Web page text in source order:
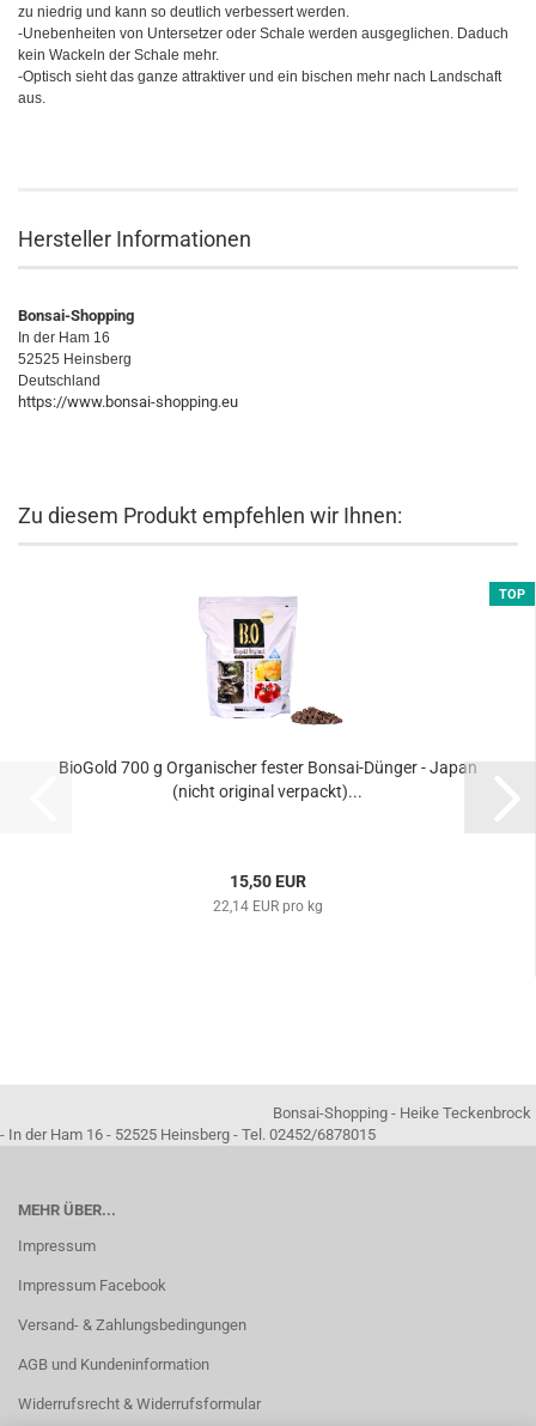
zu niedrig und kann so deutlich verbessert werden.
-Unebenheiten von Untersetzer oder Schale werden ausgeglichen. Daduch
kein Wackeln der Schale mehr.
-Optisch sieht das ganze attraktiver und ein bischen mehr nach Landschaft
aus.
Hersteller Informationen
Bonsai-Shopping
In der Ham 16
52525 Heinsberg
Deutschland
https://www.bonsai-shopping.eu
Zu diesem Produkt empfehlen wir Ihnen:
TOP
BioGold 700 g Organischer fester Bonsai-Dünger - Japan
(nicht original verpackt)...
15,50 EUR
22,14 EUR pro kg
Bonsai-Shopping - Heike Teckenbrock
- In der Ham 16 - 52525 Heinsberg - Tel. 02452/6878015
MEHR ÜBER...
Impressum
Impressum Facebook
Versand- & Zahlungsbedingungen
AGB und Kundeninformation
Widerrufsrecht & Widerrufsformular